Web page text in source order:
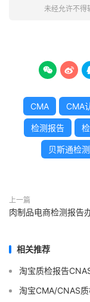
未经允许不得
 
CMA CMA
检测报告
贝斯通检测
上一篇
肉制品电商检测报告
相关推荐
淘宝质检报告
淘宝CMA/CNAS